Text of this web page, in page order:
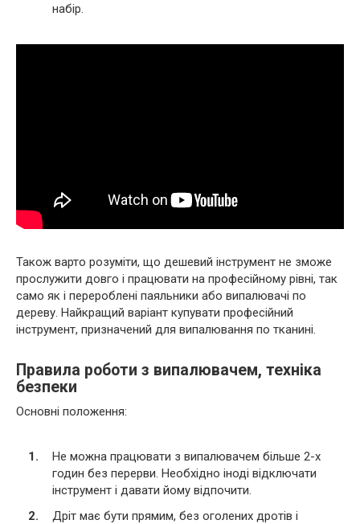
набір.
Також варто розуміти, що дешевий інструмент не зможе
прослужити довго і працювати на професійному рівні, так
само як і перероблені паяльники або випалювачі по
дереву. Найкращий варіант купувати професійний
інструмент, призначений для випалювання по тканині.
Правила роботи з випалювачем, техніка
безпеки
Основні положення:
Не можна працювати з випалювачем більше 2-х
годин без перерви. Необхідно іноді відключати
інструмент і давати йому відпочити.
Дріт має бути прямим, без оголених дротів і